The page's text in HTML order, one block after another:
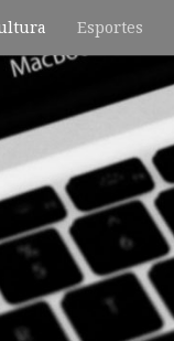
Esportes